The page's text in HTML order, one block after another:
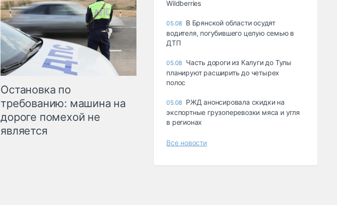
Остановка по
требованию: машина на
дороге помехой не
является
Wildberries
05.08 В Брянской области осудят
водителя, погубившего целую семью в
ДТП
05.08 Часть дороги из Калуги до Тулы
планируют расширить до четырех
полос
05.08 РЖД анонсировала скидки на
экспортные грузоперевозки мяса и угля
в регионах
Все новости